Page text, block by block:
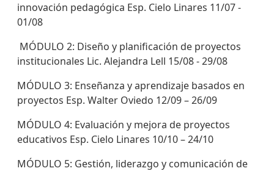
innovación pedagógica Esp. Cielo Linares 11/07 -
01/08
MÓDULO 2: Diseño y planificación de proyectos
institucionales Lic. Alejandra Lell 15/08 - 29/08
MÓDULO 3: Enseñanza y aprendizaje basados en
proyectos Esp. Walter Oviedo 12/09 – 26/09
MÓDULO 4: Evaluación y mejora de proyectos
educativos Esp. Cielo Linares 10/10 – 24/10
MÓDULO 5: Gestión, liderazgo y comunicación de